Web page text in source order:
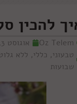
להכין
Oz Telem אוגוסט 3, 2017
טבעוני, כללי, ללא
שבועות